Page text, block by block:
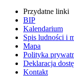
Przydatne linki
BIP
Kalendarium
Spis ludności i
Mapa
Polityka
Deklaracja
Kontakt